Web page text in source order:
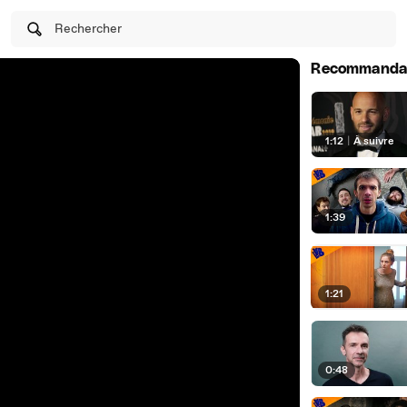
Rechercher
1:12 À suivre
1:39
1:21
0:48